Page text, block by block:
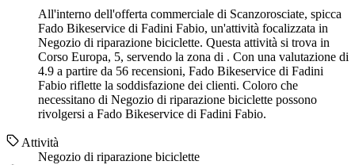
All'interno dell'offerta commerciale di Scanzorosciate, spicca
Fado Bikeservice di Fadini Fabio, un'attività focalizzata in
Negozio di riparazione biciclette. Questa attività si trova in
Corso Europa, 5, servendo la zona di . Con una valutazione di
4.9 a partire da 56 recensioni, Fado Bikeservice di Fadini
Fabio riflette la soddisfazione dei clienti. Coloro che
necessitano di Negozio di riparazione biciclette possono
rivolgersi a Fado Bikeservice di Fadini Fabio.
Attività
Negozio di riparazione biciclette